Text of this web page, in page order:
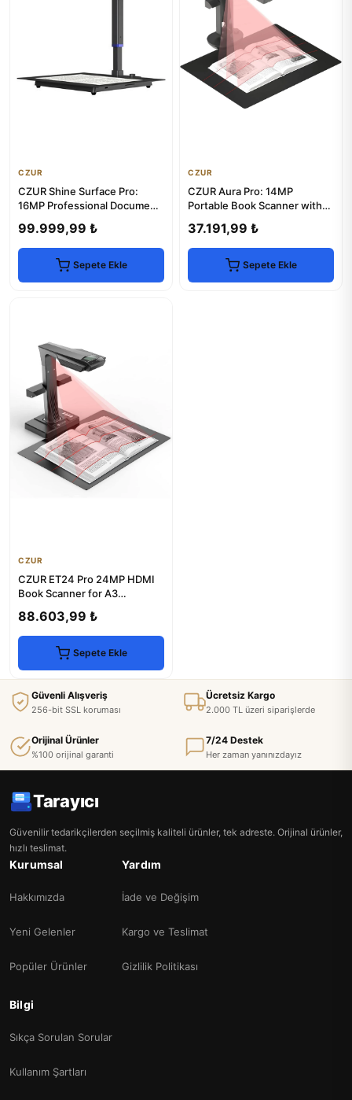
CZUR
CZUR Shine Surface Pro:
16MP Professional Document
99.999,99 ₺
Sepete Ekle
CZUR
CZUR Aura Pro: 14MP
Portable Book Scanner with
37.191,99 ₺
Sepete Ekle
CZUR
CZUR ET24 Pro 24MP HDMI
Book Scanner for A3
88.603,99 ₺
Sepete Ekle
Güvenli Alışveriş
256-bit SSL koruması
Ücretsiz Kargo
2.000 TL üzeri siparişlerde
Orijinal Ürünler
%100 orijinal garanti
7/24 Destek
Her zaman yanınızdayız
Tarayıcı
Güvenilir tedarikçilerden seçilmiş kaliteli ürünler, tek adreste. Orijinal ürünler,
hızlı teslimat.
Kurumsal
Hakkımızda
Yeni Gelenler
Popüler Ürünler
Yardım
İade ve Değişim
Kargo ve Teslimat
Gizlilik Politikası
Bilgi
Sıkça Sorulan Sorular
Kullanım Şartları